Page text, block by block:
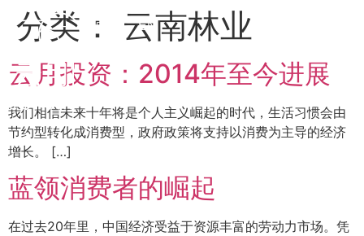
中文 EN
分类： 云南林业
云月投资：2014年至今进展
我们相信未来十年将是个人主义崛起的时代，生活习惯会由
节约型转化成消费型，政府政策将支持以消费为主导的经济
增长。 […]
蓝领消费者的崛起
在过去20年里，中国经济受益于资源丰富的劳动力市场。凭